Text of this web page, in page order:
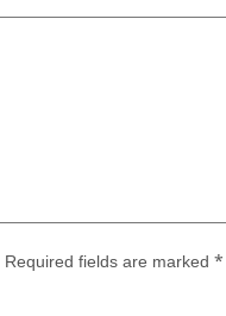
Required fields are marked *